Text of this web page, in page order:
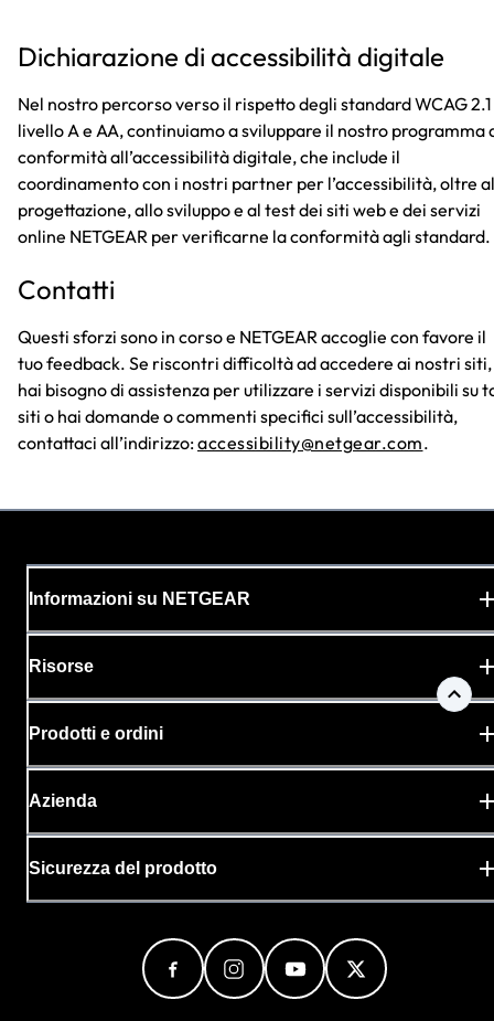
Dichiarazione di accessibilità digitale
Nel nostro percorso verso il rispetto degli standard WCAG
livello A e AA, continuiamo a sviluppare il nostro programma
conformità all’accessibilità digitale, che include il
coordinamento con i nostri partner per l’accessibilità, oltre
progettazione, allo sviluppo e al test dei siti web e dei servizi
online NETGEAR per verificarne la conformità agli standard.
Contatti
Questi sforzi sono in corso e NETGEAR accoglie con favore il
tuo feedback. Se riscontri difficoltà ad accedere ai nostri siti,
hai bisogno di assistenza per utilizzare i servizi disponibili su
siti o hai domande o commenti specifici sull’accessibilità,
contattaci all’indirizzo:accessibility@netgear.com.
Informazioni su NETGEAR
Risorse
Prodotti e ordini
Azienda
Sicurezza del prodotto